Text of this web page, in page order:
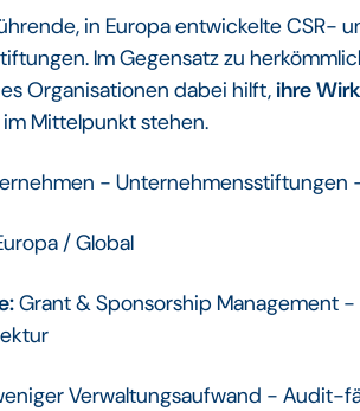
in Europa entwickelte CSR-
Im Gegensatz zu
Organisationen dabei hilft,ihre
Mittelpunkt stehen.
- Unternehmensstiftungen
/ Global
Grant & Sponsorship Management
Verwaltungsaufwand - Audit-